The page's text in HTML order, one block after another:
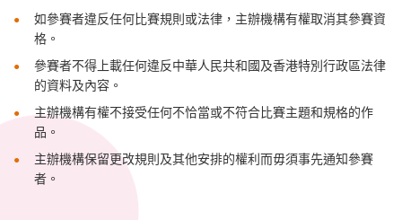
如參賽者違反任何比賽規則或法律，主辦機構有權取消其參賽資
格。
參賽者不得上載任何違反中華人民共和國及香港特別行政區法律
的資料及內容。
主辦機構有權不接受任何不恰當或不符合比賽主題和規格的作
品。
主辦機構保留更改規則及其他安排的權利而毋須事先通知參賽
者。